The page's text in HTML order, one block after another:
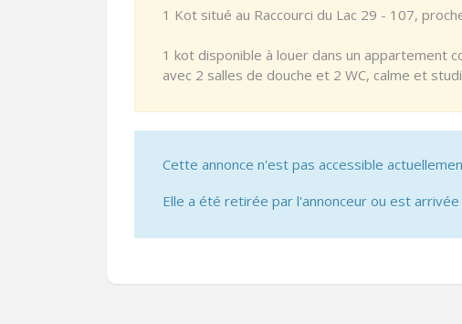
1 Kot situé au Raccourci du Lac 29 - 107,
1 kot disponible à louer dans un appartement
avec 2 salles de douche et 2 WC, calme et
Cette annonce n'est pas accessible
Elle a été retirée par l'annonceur ou est